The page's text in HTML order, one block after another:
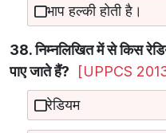
भाप हल्की होती है।
38. निम्नलिखित में से किस
पाए जाते हैं?
[UPPCS
रेडियम